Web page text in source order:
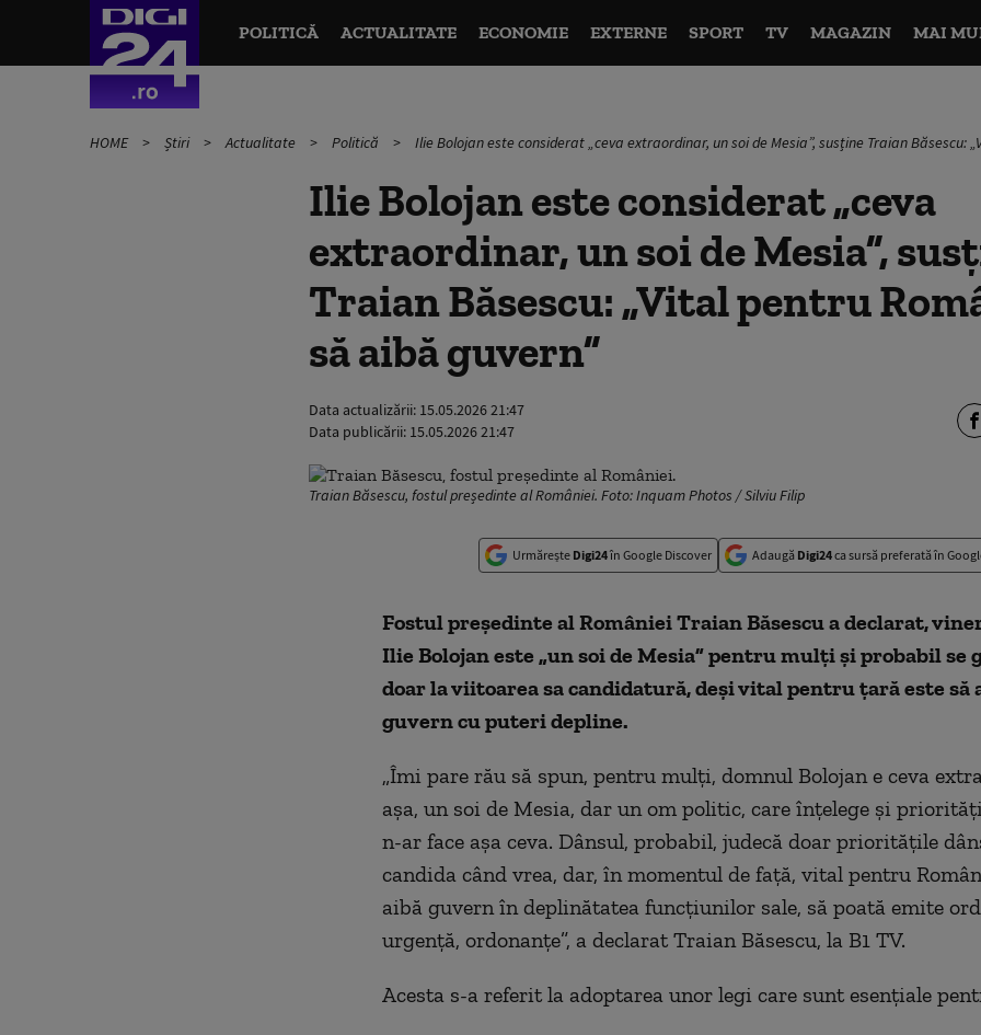
POLITICĂ ACTUALITATE ECONOMIE EXTERNE SPORT TV MAGAZIN MAI
HOME Știri Actualitate Politică Ilie Bolojan este considerat „ceva extraordinar, un soi de Mesia”, susține Traian Băsescu:
Ilie Bolojan este considerat „ceva
extraordinar, un soi de Mesia”,
Traian Băsescu: „Vital pentru
să aibă guvern”
Data actualizării: 15.05.2026 21:47
Data publicării: 15.05.2026 21:47
Traian Băsescu, fostul președinte al României. Foto: Inquam Photos / Silviu Filip
Urmărește Digi24în Google Discover Adaugă Digi24ca sursă preferată în
Fostul preşedinte al României Traian Băsescu a declarat,
Ilie Bolojan este „un soi de Mesia” pentru mulţi şi probabil se
doar la viitoarea sa candidatură, deşi vital pentru țară este să
guvern cu puteri depline.
„Îmi pare rău să spun, pentru mulţi, domnul Bolojan e ceva
aşa, un soi de Mesia, dar un om politic, care înţelege şi
n-ar face aşa ceva. Dânsul, probabil, judecă doar priorităţile
candida când vrea, dar, în momentul de faţă, vital pentru
aibă guvern în deplinătatea funcţiunilor sale, să poată emite
urgenţă, ordonanţe”, a declarat Traian Băsescu, la B1 TV.
Acesta s-a referit la adoptarea unor legi care sunt esenţiale